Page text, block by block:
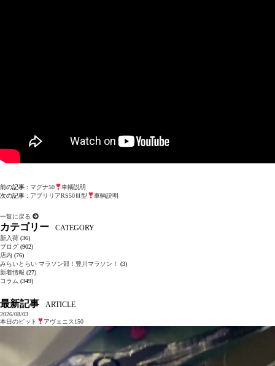
前の記事 : マグナ50
車輌説明
次の記事 : アプリリアRS50Ⅲ型 車輌説明
一覧に戻る
カテゴリー CATEGORY
新入荷 (36)
ブログ (902)
店内 (76)
みらいとらい マラソン部！豊川マラソン！
(3)
新着情報 (27)
コラム (349)
最新記事 ARTICLE
2026/08/03
本日のピット
アヴェニス150